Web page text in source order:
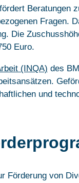
Beratungen
Fragen.
Die
Euro.
(INQA) des
und
Förderung von